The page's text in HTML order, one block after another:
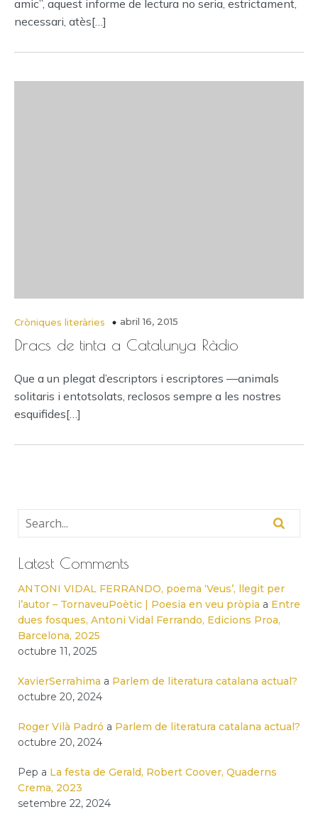
amic”, aquest informe de lectura no seria, estrictament,
necessari, atès[…]
Cròniques literàries abril 16, 2015
Dracs de tinta a Catalunya Ràdio
Que a un plegat d’escriptors i escriptores —animals
solitaris i entotsolats, reclosos sempre a les nostres
esquifides[…]
Latest Comments
ANTONI VIDAL FERRANDO, poema ‘Veus’, llegit per
l’autor – TornaveuPoètic | Poesia en veu pròpia a Entre
dues fosques, Antoni Vidal Ferrando, Edicions Proa,
Barcelona, 2025
octubre 11, 2025
XavierSerrahima a Parlem de literatura catalana actual?
octubre 20, 2024
Roger Vilà Padró a Parlem de literatura catalana actual?
octubre 20, 2024
Pep a La festa de Gerald, Robert Coover, Quaderns
Crema, 2023
setembre 22, 2024